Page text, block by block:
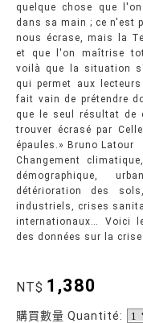
quelque chose que
dans sa main ; ce n'est
nous écrase, mais la
et que l'on maîtrise
voilà que la situation
qui permet aux
fait vain de prétendre
que le seul résultat de
trouver écrasé par
épaules.» Bruno Latour
Changement
démographique,
détérioration des
industriels, crises
internationaux… Voici
des données sur la
NT$ 1,380
購買數量 Quantité: